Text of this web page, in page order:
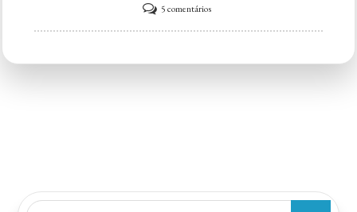
5 comentáriosem
Deck